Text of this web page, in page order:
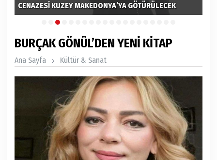
CENAZESİ KUZEY MAKEDONYA’YA GÖTÜRÜLECEK
BURÇAK GÖNÜL’DEN YENİ KİTAP
Ana Sayfa Kültür & Sanat